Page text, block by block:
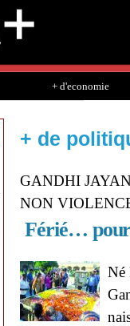
+ d'economie
+ de
GANDHI
NON
Férié… pour
Né